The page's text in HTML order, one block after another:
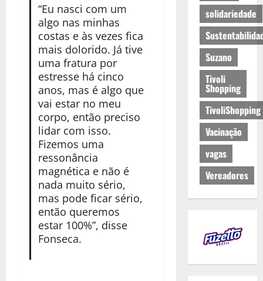
“Eu nasci com um
algo nas minhas
costas e às vezes fica
mais dolorido. Já tive
uma fratura por
estresse há cinco
anos, mas é algo que
vai estar no meu
corpo, então preciso
lidar com isso.
Fizemos uma
ressonância
magnética e não é
nada muito sério,
mas pode ficar sério,
então queremos
estar 100%”, disse
Fonseca.
solidariedade
Suzano
Tivoli
Shopping
TivoliShopping
Vacinação
vagas
Vereadores